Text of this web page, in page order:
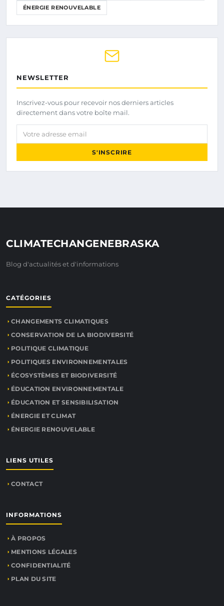
ÉNERGIE RENOUVELABLE
NEWSLETTER
Inscrivez-vous pour recevoir nos derniers articles
directement dans votre boîte mail.
Votre adresse email
S'INSCRIRE
CLIMATECHANGENEBRASKA
Blog d'actualités et d'informations
CATÉGORIES
CHANGEMENTS CLIMATIQUES
CONSERVATION DE LA BIODIVERSITÉ
POLITIQUE CLIMATIQUE
POLITIQUES ENVIRONNEMENTALES
ÉCOSYSTÈMES ET BIODIVERSITÉ
ÉDUCATION ENVIRONNEMENTALE
ÉDUCATION ET SENSIBILISATION
ÉNERGIE ET CLIMAT
ÉNERGIE RENOUVELABLE
LIENS UTILES
CONTACT
INFORMATIONS
À PROPOS
MENTIONS LÉGALES
CONFIDENTIALITÉ
PLAN DU SITE